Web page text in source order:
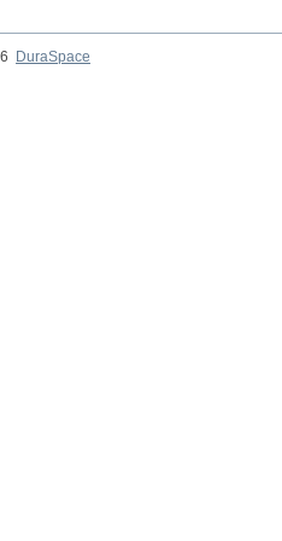
DuraSpace